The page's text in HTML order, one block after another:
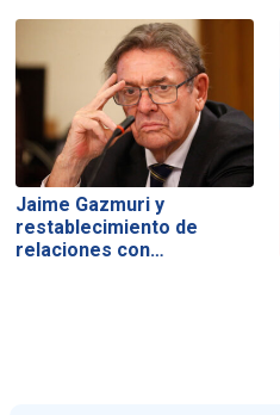
Jaime Gazmuri y
restablecimiento de
relaciones con…